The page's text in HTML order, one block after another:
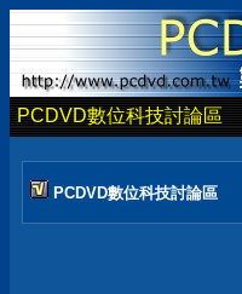
PCDVD數位科技討論區
PCDVD數位科技討論區